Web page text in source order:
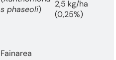
s phaseoli)
2,5 kg/ha
(0,25%)
Fainarea